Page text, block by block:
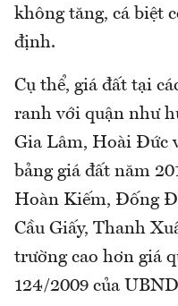
không tăng, cá biệt
định.
Cụ thể, giá đất tại
ranh với quận như
Gia Lâm, Hoài Đức
bảng giá đất năm
Hoàn Kiếm, Đống
Cầu Giấy, Thanh
trường cao hơn giá
124/2009 của